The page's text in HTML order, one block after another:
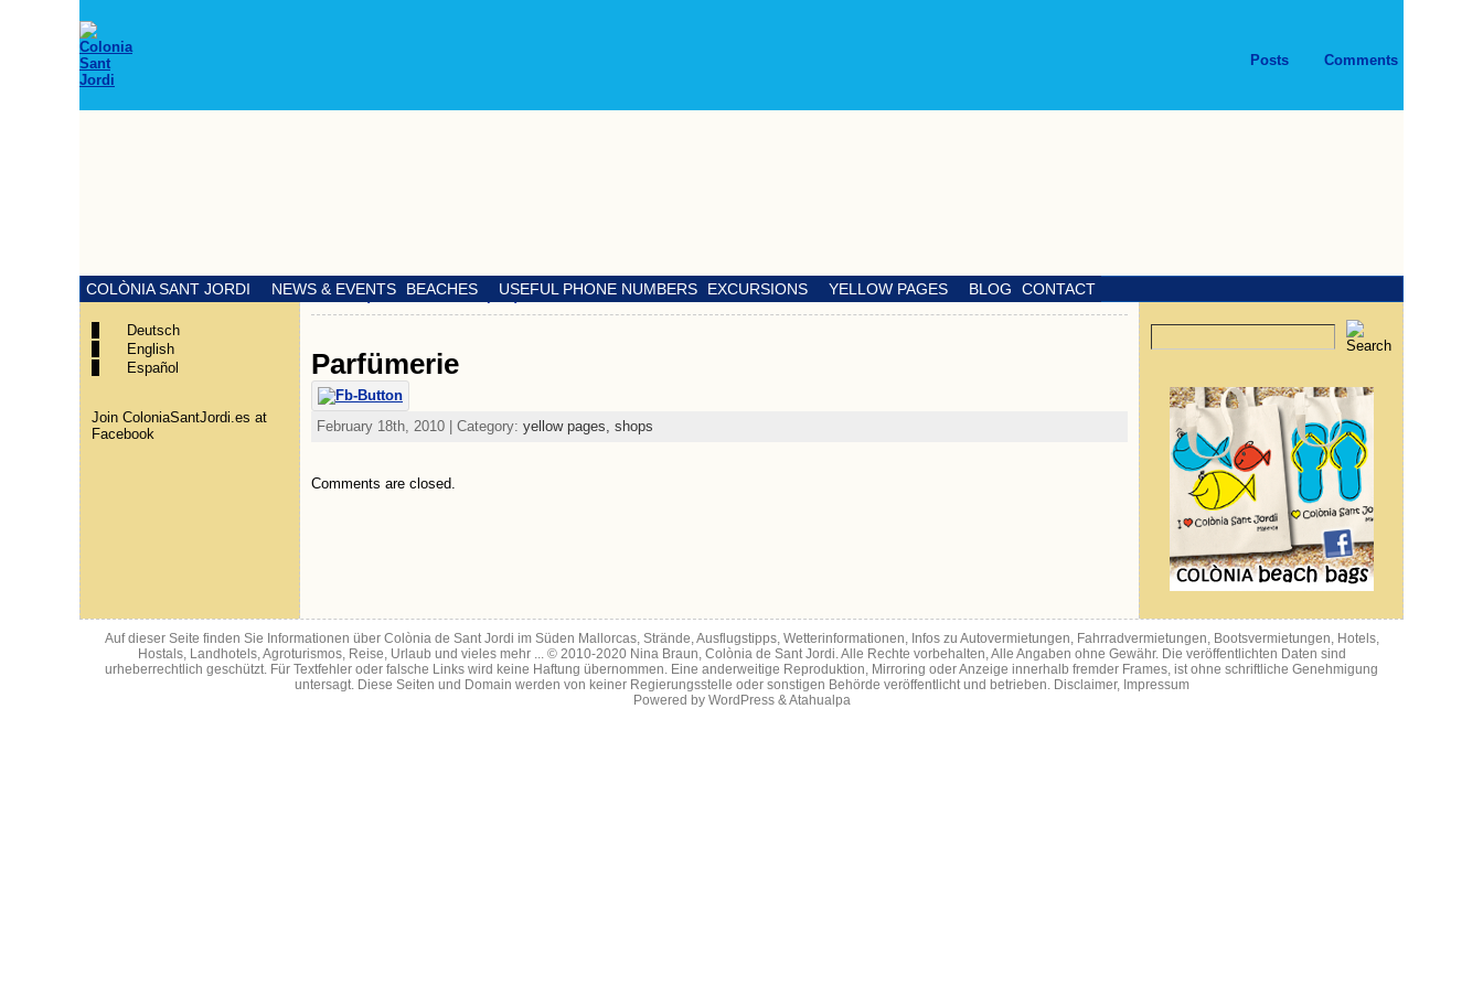
COLÒNIA SANT JORDI NEWS & EVENTS BEACHES USEFUL PHONE NUMBERS EXCURSIONS YELLOW PAGES BLOG CONTACT
Comments
Posts
Deutsch
English
Español
Join ColoniaSantJordi.es at
Facebook
«Mode (Leder, Schuhe, Sport) Kunst / Galerien
Parfümerie
February 18th, 2010 | Category: yellow pages, shops
Comments are closed.
Auf dieser Seite finden Sie Informationen über Colònia de Sant Jordi im Süden Mallorcas, Strände, Ausflugstipps, Wetterinformationen, Infos zu Autovermietungen, Fahrradvermietungen, Bootsvermietungen, Hotels,
Hostals, Landhotels, Agroturismos, Reise, Urlaub und vieles mehr ... © 2010-2020 Nina Braun, Colònia de Sant Jordi. Alle Rechte vorbehalten, Alle Angaben ohne Gewähr. Die veröffentlichten Daten sind
urheberrechtlich geschützt. Für Textfehler oder falsche Links wird keine Haftung übernommen. Eine anderweitige Reproduktion, Mirroring oder Anzeige innerhalb fremder Frames, ist ohne schriftliche Genehmigung
untersagt. Diese Seiten und Domain werden von keiner Regierungsstelle oder sonstigen Behörde veröffentlicht und betrieben. Disclaimer, Impressum
Powered by WordPress&Atahualpa